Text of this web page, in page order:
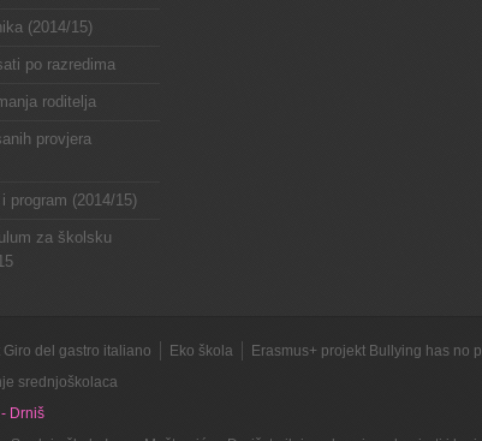
(2014/15)
po razredima
roditelja
provjera
program (2014/15)
za školsku
Giro del gastro italiano Eko škola Erasmus+ projekt Bullying has no
srednjoškolaca
Drniš